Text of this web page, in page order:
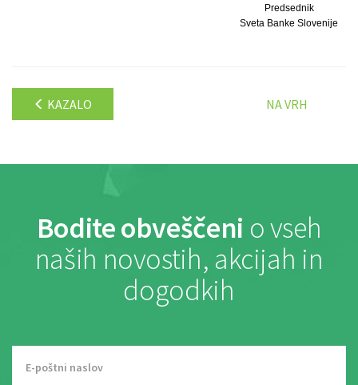
Predsednik
Sveta Banke Slovenije
KAZALO NA VRH
Bodite obveščeni o vseh
naših novostih, akcijah in
dogodkih